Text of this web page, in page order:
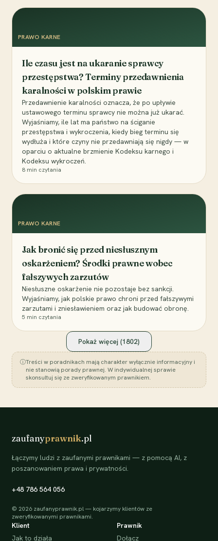
PRAWO KARNE
Ile czasu jest na ukaranie sprawcy
przestępstwa? Terminy przedawnienia
karalności w polskim prawie
Przedawnienie karalności oznacza, że po upływie
ustawowego terminu sprawcy nie można już ukarać.
Wyjaśniamy, ile lat ma państwo na ściganie
przestępstwa i wykroczenia, kiedy bieg terminu się
wydłuża i które czyny nie przedawniają się nigdy — w
oparciu o aktualne brzmienie Kodeksu karnego i
Kodeksu wykroczeń.
8 min czytania
PRAWO KARNE
Jak bronić się przed niesłusznym
oskarżeniem? Środki prawne wobec
fałszywych zarzutów
Niesłuszne oskarżenie nie pozostaje bez sankcji.
Wyjaśniamy, jak polskie prawo chroni przed fałszywymi
zarzutami i zniesławieniem oraz jak budować obronę.
5 min czytania
Pokaż więcej (1802)
ⓘTreści w poradnikach mają charakter wyłącznie informacyjny i
nie stanowią porady prawnej. W indywidualnej sprawie
skonsultuj się ze zweryfikowanym prawnikiem.
zaufanyprawnik.pl
Łączymy ludzi z zaufanymi prawnikami — z pomocą AI, z
poszanowaniem prawa i prywatności.
+48 786 564 056
© 2026 zaufanyprawnik.pl — kojarzymy klientów ze
zweryfikowanymi prawnikami.
Klient
Jak to działa
Prawnik
Dołącz